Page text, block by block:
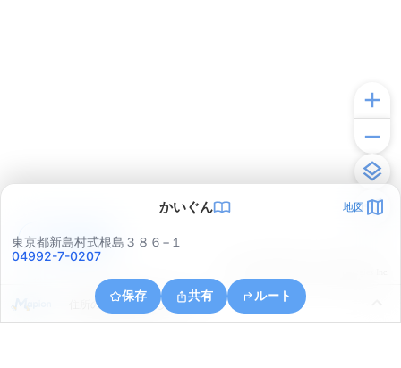
かいぐん 地図
東京都新島村式根島３８６−１
04992-7-0207
保存 共有 ルート
住所の取得に失敗しました
アプリで見る